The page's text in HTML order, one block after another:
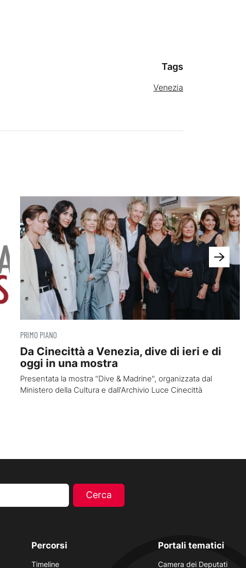
Tags
Venezia
PRIMO PIANO
Da Cinecittà a Venezia, dive di ieri e di
oggi in una mostra
Presentata la mostra "Dive & Madrine", organizzata dal
Ministero della Cultura e dall'Archivio Luce Cinecittà
Percorsi
Timeline
Portali tematici
Camera dei Deputati